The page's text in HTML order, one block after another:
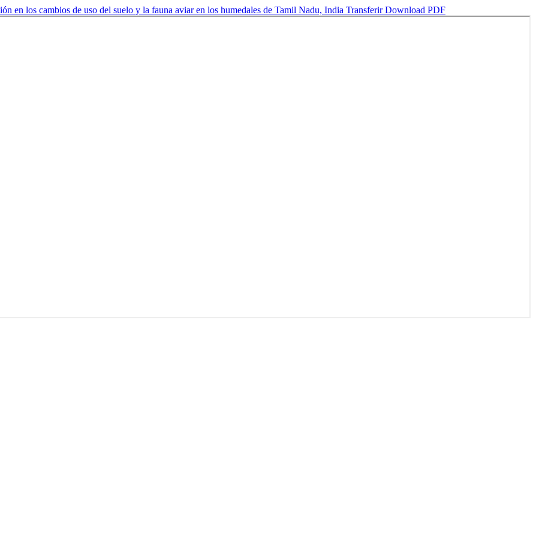
en los cambios de uso del suelo y la fauna aviar en los humedales de Tamil Nadu, India TransferirDownload PDF